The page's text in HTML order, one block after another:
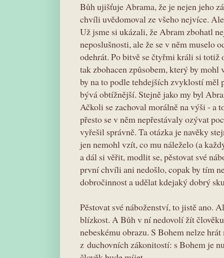
Bůh ujišťuje Abrama, že je nejen jeho
chvíli uvědomoval ze všeho nejvíce.
Už jsme si ukázali, že Abram zbohatl
neposlušnosti, ale že se v něm muselo
odehrát. Po bitvě se čtyřmi králi si
tak zbohacen způsobem, který by
by na to podle tehdejších zvyklostí měl
bývá obtížnější. Stejně jako my byl
Ačkoli se zachoval morálně na výši - a
přesto se v něm nepřestávaly ozývat
vyřešil správně. Ta otázka je navěky
jen nemohl vzít, co mu náleželo (a
a dál si věřit, modlit se, pěstovat své
první chvíli ani nedošlo, copak by tím
dobročinnost a udělat kdejaký dobrý
Pěstovat své náboženství, to jistě ano.
blízkost. A Bůh v ní nedovolí žít
nebeskému obrazu. S Bohem nelze
z duchovních zákonitostí: s Bohem je